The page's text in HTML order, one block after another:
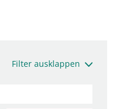
Filter ausklappen